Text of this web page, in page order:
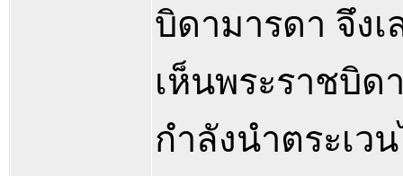
บิดามารดา จึงเ
เห็นพระราชบิด
กำลังนำตระเว